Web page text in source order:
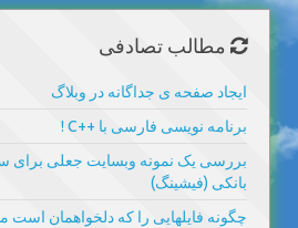
مطالب تصادفی
ایجاد صفحه ی جداگانه در وبلاگ
برنامه نویسی فارسی با ++C !
بررسی یک نمونه وبسایت جعلی برای
بانکی (فیشینگ)
چگونه فایلهایی را که دلخواهمان